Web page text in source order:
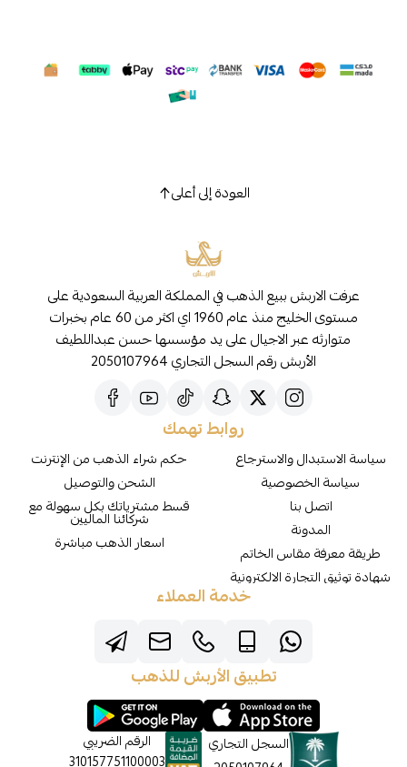
العودة إلى أعلى
عرفت الاربش ببيع الذهب في المملكة العربية السعودية على
مستوى الخليج منذ عام 1960 اي اكثر من 60 عام بخبرات
متوارثه عبر الاجيال على يد مؤسسها حسن عبداللطيف
الأربش رقم السجل التجاري 2050107964
روابط تهمك
سياسة الاستبدال والاسترجاع
سياسة الخصوصية
اتصل بنا
المدونة
طريقة معرفة مقاس الخاتم
شهادة توثيق التجارة الالكترونية
حكم شراء الذهب من الإنترنت
الشحن والتوصيل
قسط مشترياتك بكل سهولة مع
شركائنا الماليين
اسعار الذهب مباشرة
خدمة العملاء
تطبيق الأربش للذهب
السجل التجاري
الرقم الضريبي
310157751100003